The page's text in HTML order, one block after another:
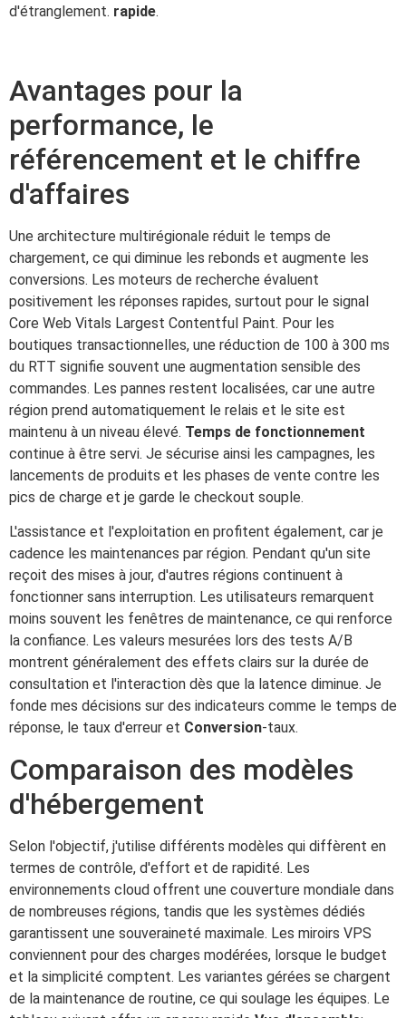
d'étranglement. rapide.
Avantages pour la
performance, le
référencement et le chiffre
d'affaires
Une architecture multirégionale réduit le temps de
chargement, ce qui diminue les rebonds et augmente les
conversions. Les moteurs de recherche évaluent
positivement les réponses rapides, surtout pour le signal
Core Web Vitals Largest Contentful Paint. Pour les
boutiques transactionnelles, une réduction de 100 à 300 ms
du RTT signifie souvent une augmentation sensible des
commandes. Les pannes restent localisées, car une autre
région prend automatiquement le relais et le site est
maintenu à un niveau élevé. Temps de fonctionnement
continue à être servi. Je sécurise ainsi les campagnes, les
lancements de produits et les phases de vente contre les
pics de charge et je garde le checkout souple.
L'assistance et l'exploitation en profitent également, car je
cadence les maintenances par région. Pendant qu'un site
reçoit des mises à jour, d'autres régions continuent à
fonctionner sans interruption. Les utilisateurs remarquent
moins souvent les fenêtres de maintenance, ce qui renforce
la confiance. Les valeurs mesurées lors des tests A/B
montrent généralement des effets clairs sur la durée de
consultation et l'interaction dès que la latence diminue. Je
fonde mes décisions sur des indicateurs comme le temps de
réponse, le taux d'erreur et Conversion-taux.
Comparaison des modèles
d'hébergement
Selon l'objectif, j'utilise différents modèles qui diffèrent en
termes de contrôle, d'effort et de rapidité. Les
environnements cloud offrent une couverture mondiale dans
de nombreuses régions, tandis que les systèmes dédiés
garantissent une souveraineté maximale. Les miroirs VPS
conviennent pour des charges modérées, lorsque le budget
et la simplicité comptent. Les variantes gérées se chargent
de la maintenance de routine, ce qui soulage les équipes. Le